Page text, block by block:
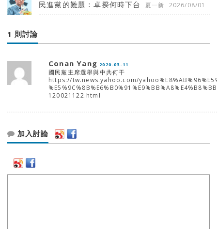
民進黨的難題：卓揆何時下台 夏一新 2026/08/01
1 則討論
Conan Yang 2020-03-11
國民黨主席選舉與中共何干
https://tw.news.yahoo.com/
120021122.html
加入討論